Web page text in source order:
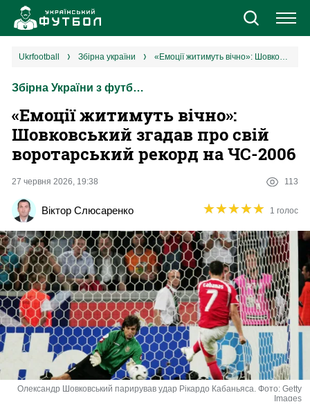
Новини
Збірна
Єврокубки
УПЛ
2 ліга
Різне
Букмекери
Казино
ukrfootball збірна україни «Емоції житимуть вічно‎»: Шовковський згадав про свій воротарський рекорд на ЧС-2006
Збірна України з футболу
«Емоції житимуть вічно‎»:
Шовковський згадав про свій
воротарський рекорд на ЧС-2006
27 червня 2026, 19:38 113
Віктор Слюсаренко ★★★★★
★★★★★ 1 голос
Олександр Шовковський парирував удар Рікардо Кабаньяса. Фото: Getty
Images